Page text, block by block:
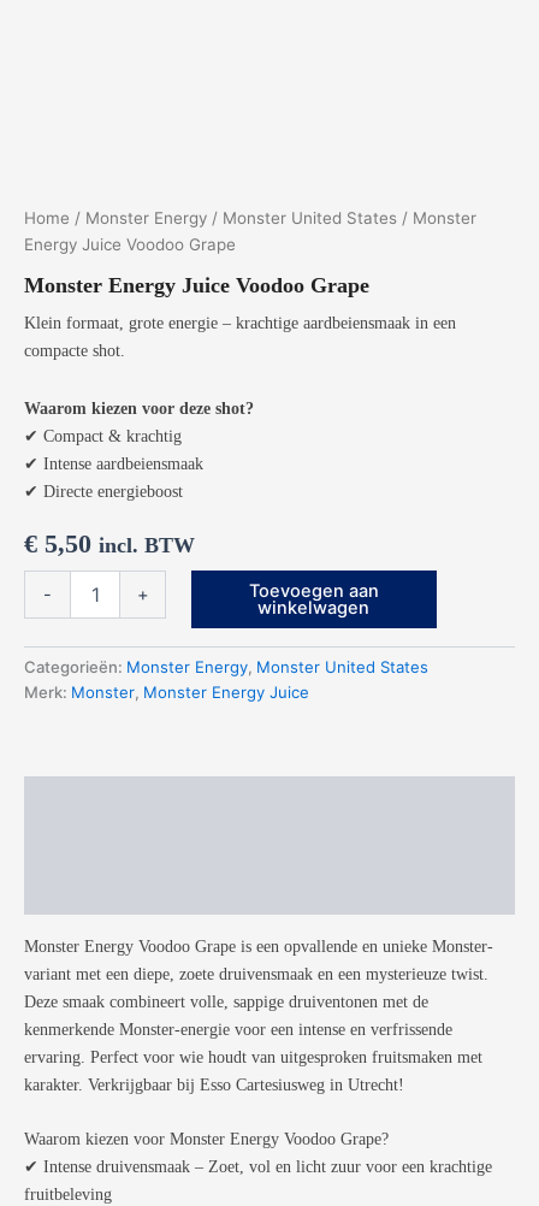
Home / Monster Energy / Monster United States / Monster
Energy Juice Voodoo Grape
Monster Energy Juice Voodoo Grape
Klein formaat, grote energie – krachtige aardbeiensmaak in een
compacte shot.
Waarom kiezen voor deze shot?
✔ Compact & krachtig
✔ Intense aardbeiensmaak
✔ Directe energieboost
€ 5,50 incl. BTW
-
Voodoo
Grape
aantal
+ Toevoegen aan
winkelwagen
Categorieën: Monster Energy, Monster United States
Merk: Monster, Monster Energy Juice
Monster Energy Voodoo Grape is een opvallende en unieke Monster-
variant met een diepe, zoete druivensmaak en een mysterieuze twist.
Deze smaak combineert volle, sappige druiventonen met de
kenmerkende Monster-energie voor een intense en verfrissende
ervaring. Perfect voor wie houdt van uitgesproken fruitsmaken met
karakter. Verkrijgbaar bij Esso Cartesiusweg in Utrecht!
Waarom kiezen voor Monster Energy Voodoo Grape?
✔ Intense druivensmaak – Zoet, vol en licht zuur voor een krachtige
fruitbeleving